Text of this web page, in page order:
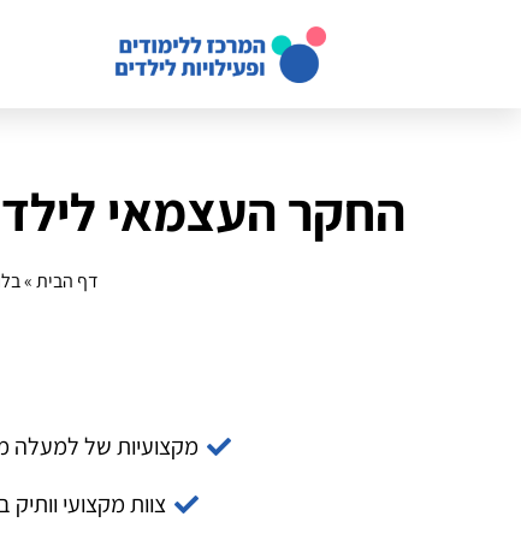
החקר העצמאי
דף הבית»
מקצועיות של למעלה מ- 14
צוות מקצועי וותיק